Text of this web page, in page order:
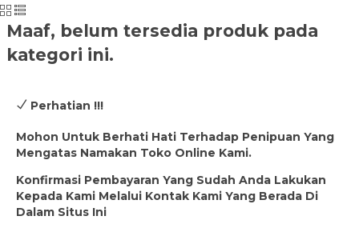
Maaf, belum tersedia produk pada
kategori ini.
Perhatian !!!
Mohon Untuk Berhati Hati Terhadap Penipuan Yang
Mengatas Namakan Toko Online Kami.
Konfirmasi Pembayaran Yang Sudah Anda Lakukan
Kepada Kami Melalui Kontak Kami Yang Berada Di
Dalam Situs Ini